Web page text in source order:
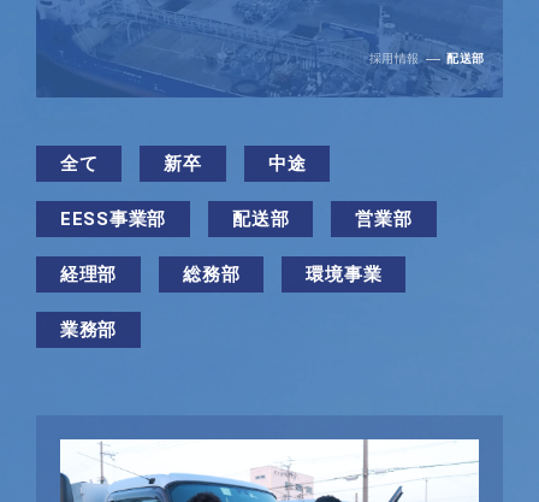
採用情報 配送部
全て 新卒 中途
EESS事業部 配送部 営業部
経理部 総務部 環境事業
業務部